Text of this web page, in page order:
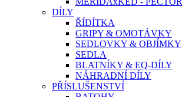
DÍLY
ŘÍDÍTKA
GRIPY & OMOTÁVKY
SEDLOVKY & OBJÍMKY
SEDLA
BLATNÍKY & EQ-DÍLY
NÁHRADNÍ DÍLY
PŘÍSLUŠENSTVÍ